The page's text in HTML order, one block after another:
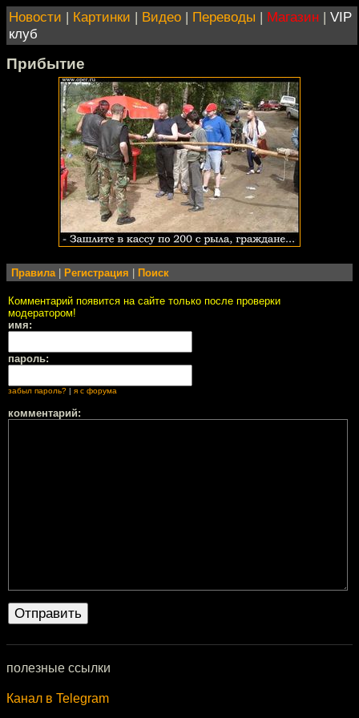
Новости | Картинки | Видео | Переводы | Магазин | VIP
клуб
Прибытие
Правила Регистрация Поиск
Комментарий появится на сайте только после проверки
модератором!
имя:
пароль:
забыл пароль? | я с форума
комментарий:
полезные ссылки
Канал в Telegram